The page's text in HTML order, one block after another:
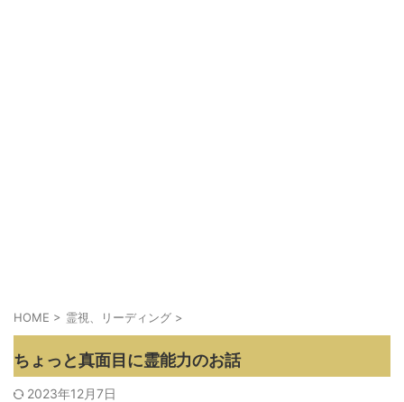
HOME > 霊視、リーディング >
ちょっと真面目に霊能力のお話
2023年12月7日